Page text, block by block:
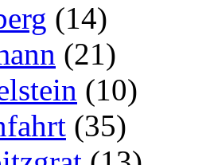
(14)
(21)
(10)
(35)